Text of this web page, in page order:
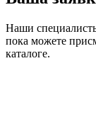
Наши
пока можете
каталоге.